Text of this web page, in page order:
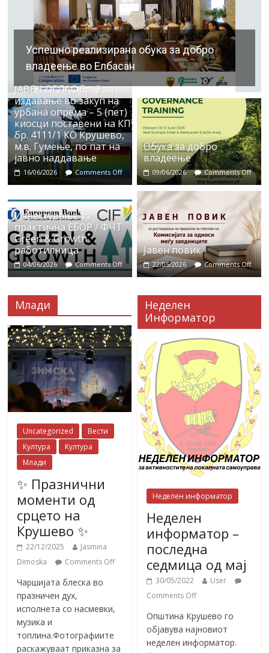
Успешно реализирана обука за добро
владеење во Елбасан
ЈАВЕН ОГЛАС бр. 2 за
издавање во закуп на
урбана опрема – 5 (пет)
киосци поставени на КП
бр. 4111/1 КО Крушево,
м.в. Гумење, по пат на
јавно наддавање
16/06/2026 Comments Off
Обука за добро
владеење
09/06/2026 Comments Off
Известување за
практична ЕБОР / ФЧТ
Green & Growth
работилница
04/06/2026 Comments Off
Јавен повик
22/05/2026 Comments Off
Млади
Uncategorized
Вести
Култура
Култура
Млади
✨ Празнични
моменти од
срцето на
Крушево ✨
22/12/2025
Jasmina
Dimoska
Comments Off
Чаршијата блеска во
празничен дух,
исполнета со насмевки,
музика и
топлина.Фотографиите
раскажуваат приказна за
Неделен
Информатор
Неделен информатор
Неделен
информатор –
последна
седмица од мај
30/05/2022
User
Comments Off
Општина Крушево го
објавува најновиот
неделен информатор.